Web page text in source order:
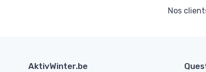
Nos
AktivWinter.be